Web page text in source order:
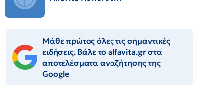
Μάθε πρώτος όλες τις σημαντικές
ειδήσεις. Βάλε το alfavita.gr στα
αποτελέσματα αναζήτησης της
Google